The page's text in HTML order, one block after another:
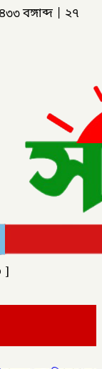
বঙ্গাব্দ
২৭
]